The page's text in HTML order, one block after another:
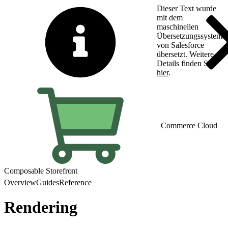
Dieser Text wurde
mit dem
maschinellen
Übersetzungssystem
von Salesforce
übersetzt. Weitere
Details finden Sie
hier.
Commerce Cloud
Composable Storefront
OverviewGuidesReference
Rendering